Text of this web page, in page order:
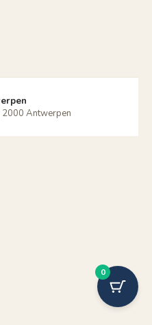
2000 Antwerpen
0